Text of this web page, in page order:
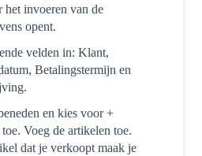
het invoeren van de
opent.
velden in: Klant,
Betalingstermijn en
en kies voor +
Voeg de artikelen toe.
dat je verkoopt maak je